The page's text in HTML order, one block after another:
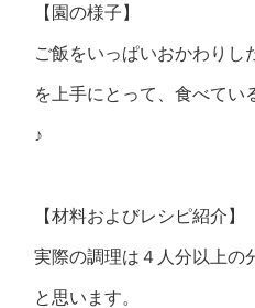
【園の様子】
ご飯をいっぱいおかわりし
を上手にとって、食べてい
♪
【材料およびレシピ紹介】
実際の調理は４人分以上の
と思います。